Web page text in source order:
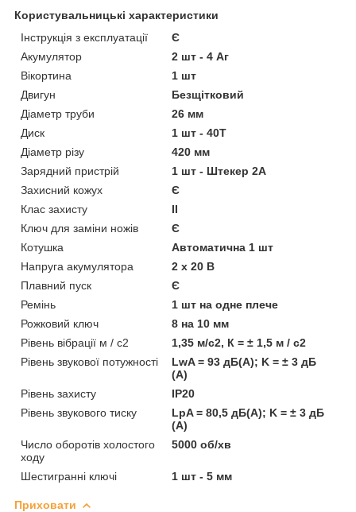
Користувальницькі характеристики
Інструкція з експлуатації
Є
Акумулятор
2 шт - 4 Аг
Вікортина
1 шт
Двигун
Безщітковий
Діаметр труби
26 мм
Диск
1 шт - 40Т
Діаметр різу
420 мм
Зарядний пристрій
1 шт - Штекер 2А
Захисний кожух
Є
Клас захисту
II
Ключ для заміни ножів
Є
Котушка
Автоматична 1 шт
Напруга акумулятора
2 х 20 В
Плавний пуск
Є
Ремінь
1 шт на одне плече
Рожковий ключ
8 на 10 мм
Рівень вібрації м / с2
1,35 м/с2, К = ± 1,5 м / с2
Рівень звукової потужності
LwA = 93 дБ(А); K = ± 3 дБ
(А)
Рівень захисту
IP20
Рівень звукового тиску
LpA = 80,5 дБ(А); K = ± 3 дБ
(А)
Число оборотів холостого
ходу
5000 об/хв
Шестигранні ключі 1 шт - 5 мм
Приховати